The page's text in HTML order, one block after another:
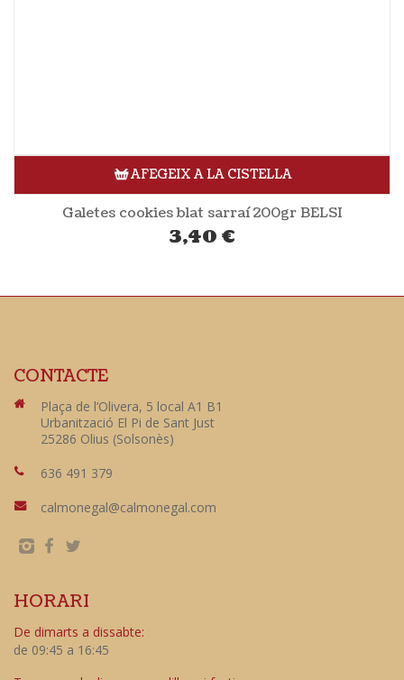
AFEGEIX A LA CISTELLA
Galetes cookies blat sarraí 200gr BELSI
3,40 €
CONTACTE
Plaça de l’Olivera, 5 local A1 B1
Urbanització El Pi de Sant Just
25286 Olius (Solsonès)
636 491 379
calmonegal@calmonegal.com
HORARI
De dimarts a dissabte:
de 09:45 a 16:45